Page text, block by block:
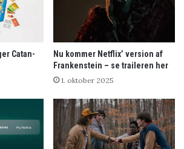
Catan-
Nu kommer Netflix’ version af
Frankenstein – se traileren her
1. oktober 2025